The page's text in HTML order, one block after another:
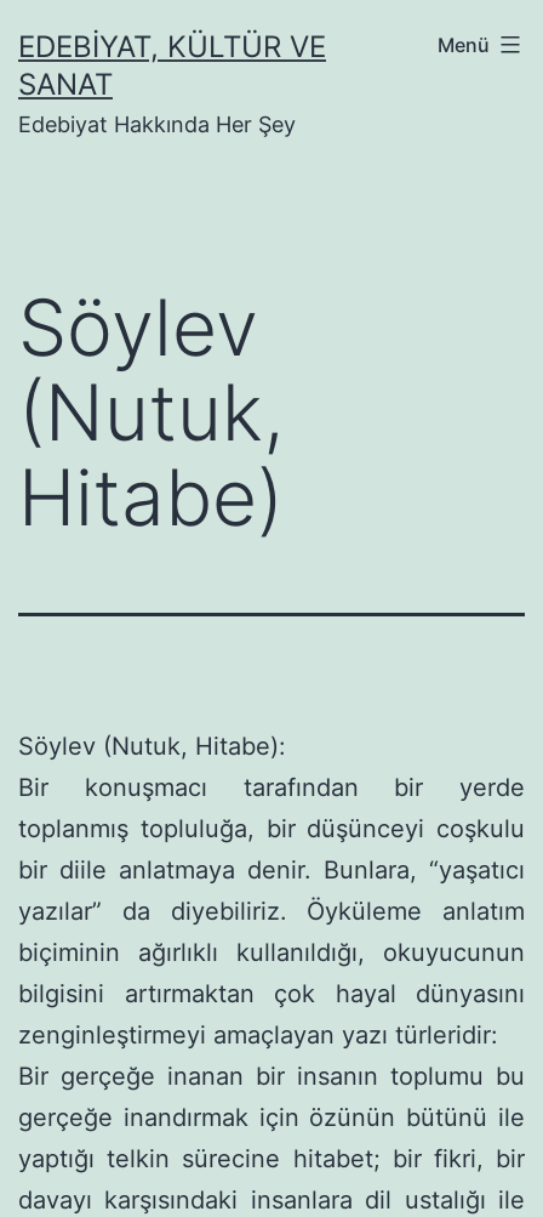
geçEDEBIYAT, KÜLTÜR VE
SANAT
Edebiyat Hakkında Her Şey
Menü
Söylev
(Nutuk,
Hitabe)
Söylev (Nutuk, Hitabe):
Bir konuşmacı tarafından bir yerde
toplanmış topluluğa, bir düşünceyi coşkulu
bir diile anlatmaya denir. Bunlara, “yaşatıcı
yazılar” da diyebiliriz. Öyküleme anlatım
biçiminin ağırlıklı kullanıldığı, okuyucunun
bilgisini artırmaktan çok hayal dünyasını
zenginleştirmeyi amaçlayan yazı türleridir:
Bir gerçeğe inanan bir insanın toplumu bu
gerçeğe inandırmak için özünün bütünü ile
yaptığı telkin sürecine hitabet; bir fikri, bir
davayı karşısındaki insanlara dil ustalığı ile